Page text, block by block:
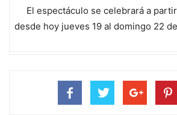
El espectáculo se celebrará a
desde hoy jueves 19 al domingo 22